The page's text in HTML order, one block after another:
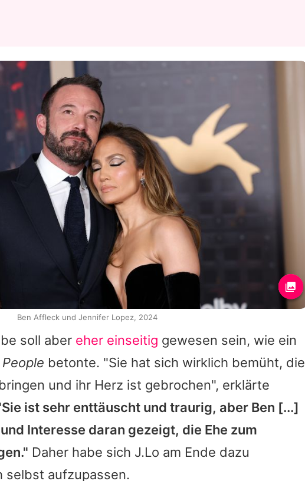
soll aber eher einseitig gewesen sein, wie ein
People betonte. "Sie hat sich wirklich bemüht, die
und ihr Herz ist gebrochen", erklärte
ist sehr enttäuscht und traurig, aber Ben [...]
Interesse daran gezeigt, die Ehe zum
Daher habe sich J.Lo am Ende dazu
selbst aufzupassen.
Ben Affleck und Jennifer Lopez, 2024